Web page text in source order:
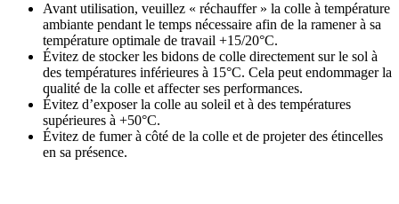
Avant utilisation, veuillez « réchauffer » la colle à température
ambiante pendant le temps nécessaire afin de la ramener à sa
température optimale de travail +15/20°C.
Évitez de stocker les bidons de colle directement sur le sol à
des températures inférieures à 15°C. Cela peut endommager la
qualité de la colle et affecter ses performances.
Évitez d’exposer la colle au soleil et à des températures
supérieures à +50°C.
Évitez de fumer à côté de la colle et de projeter des étincelles
en sa présence.